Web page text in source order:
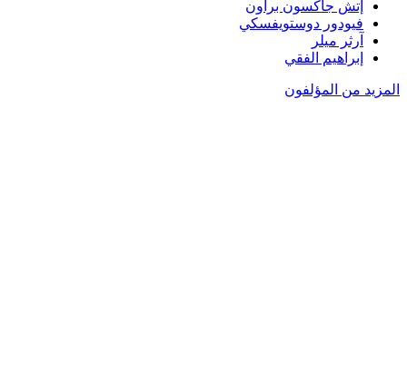
إتش جاكسون براون
فيودور دوستويفسكي
آرثر ميلر
إبراهيم الفقي
المزيد من المؤلفون